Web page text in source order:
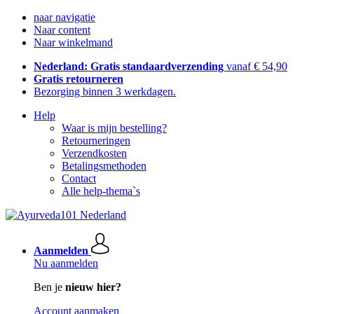
naar navigatie
Naar content
Naar winkelmand
Nederland: Gratis standaardverzending vanaf € 54,90
Gratis retourneren
Bezorging binnen 3 werkdagen.
Help
Waar is mijn bestelling?
Retourneringen
Verzendkosten
Betalingsmethoden
Contact
Alle help-thema`s
Aanmelden
Nu aanmelden
Ben je nieuw hier?
Account aanmaken